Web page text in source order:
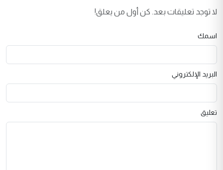
لا توجد تعليقات بعد. كن أول من يعلق!
اسمك
البريد الإلكتروني
تعليق